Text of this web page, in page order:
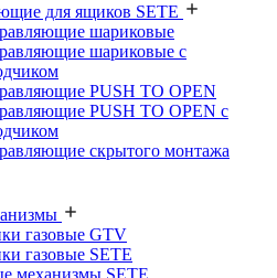
для ящиков SETE
шариковые
шариковые с
PUSH TO OPEN
PUSH TO OPEN с
скрытого монтажа
газовые GTV
газовые SETE
механизмы SETE